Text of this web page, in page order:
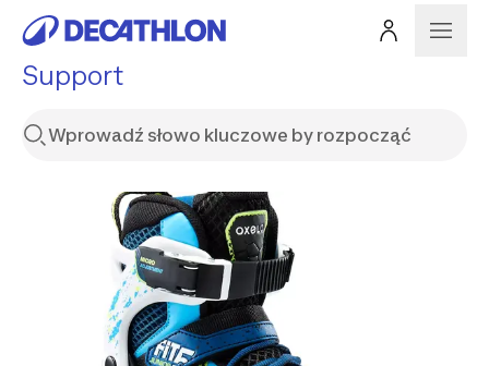
Support